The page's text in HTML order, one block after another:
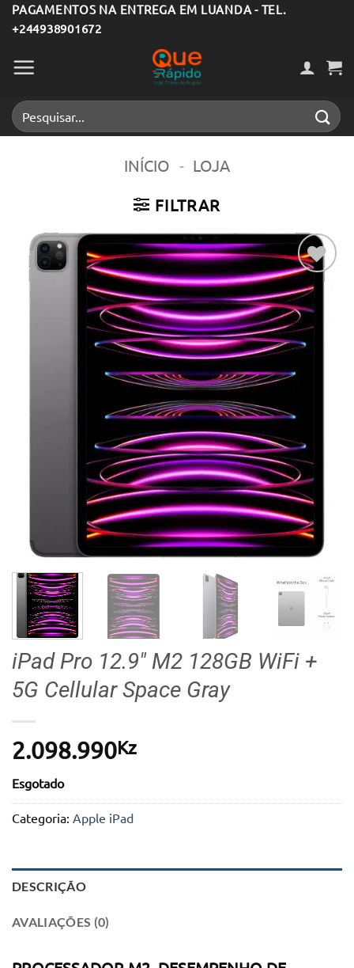
Skip
to
content
PAGAMENTOS NA ENTREGA EM LUANDA - TEL.
+244938901672
Pesquisar
por:
INÍCIO - LOJA
FILTRAR
Adicionar
aos meus
desejos
iPad Pro 12.9″ M2 128GB WiFi +
5G Cellular Space Gray
2.098.990Kz
Esgotado
Categoria: Apple iPad
DESCRIÇÃO
AVALIAÇÕES (0)